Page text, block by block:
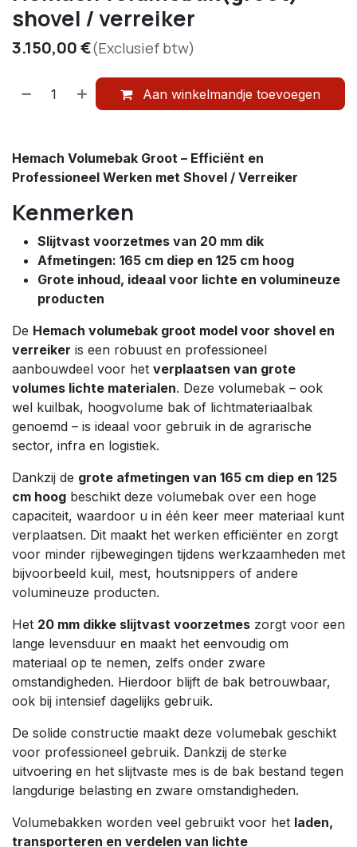
shovel / verreiker
3.150,00€(Exclusief btw)
Aan winkelmandje toevoegen
Hemach Volumebak Groot – Efficiënt en
Professioneel Werken met Shovel / Verreiker
Kenmerken
Slijtvast voorzetmes van 20 mm dik
Afmetingen: 165 cm diep en 125 cm hoog
Grote inhoud, ideaal voor lichte en volumineuze
producten
De Hemach volumebak groot model voor shovel en
verreiker is een robuust en professioneel
aanbouwdeel voor het verplaatsen van grote
volumes lichte materialen. Deze volumebak – ook
wel kuilbak, hoogvolume bak of lichtmateriaalbak
genoemd – is ideaal voor gebruik in de agrarische
sector, infra en logistiek.
Dankzij de grote afmetingen van 165 cm diep en 125
cm hoog beschikt deze volumebak over een hoge
capaciteit, waardoor u in één keer meer materiaal kunt
verplaatsen. Dit maakt het werken efficiënter en zorgt
voor minder rijbewegingen tijdens werkzaamheden met
bijvoorbeeld kuil, mest, houtsnippers of andere
volumineuze producten.
Het 20 mm dikke slijtvast voorzetmes zorgt voor een
lange levensduur en maakt het eenvoudig om
materiaal op te nemen, zelfs onder zware
omstandigheden. Hierdoor blijft de bak betrouwbaar,
ook bij intensief dagelijks gebruik.
De solide constructie maakt deze volumebak geschikt
voor professioneel gebruik. Dankzij de sterke
uitvoering en het slijtvaste mes is de bak bestand tegen
langdurige belasting en zware omstandigheden.
Volumebakken worden veel gebruikt voor het laden,
transporteren en verdelen van lichte